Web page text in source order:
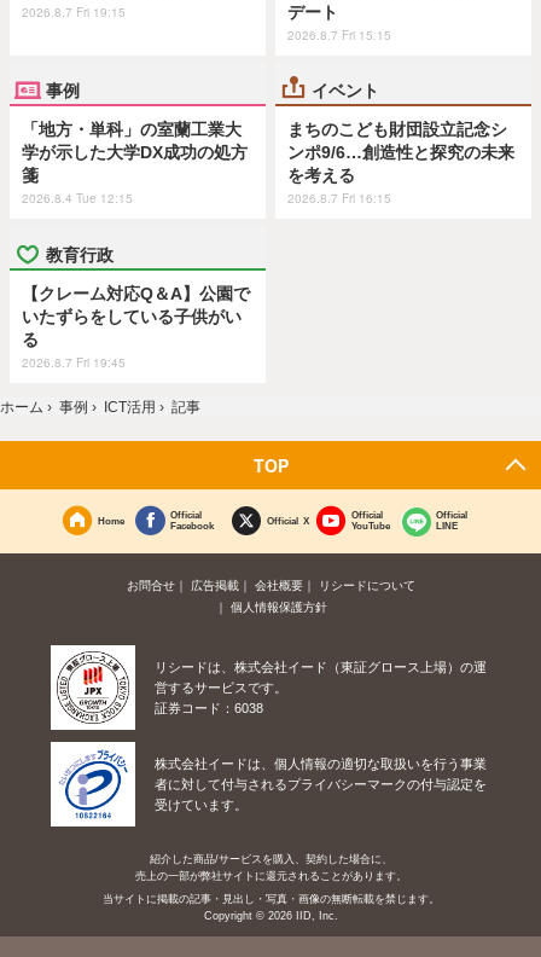
2026.8.7 Fri 19:15
デート
2026.8.7 Fri 15:15
事例
「地方・単科」の室蘭工業大
学が示した大学DX成功の処方
箋
2026.8.4 Tue 12:15
イベント
まちのこども財団設立記念シ
ンポ9/6…創造性と探究の未来
を考える
2026.8.7 Fri 16:15
教育行政
【クレーム対応Q＆A】公園で
いたずらをしている子供がい
る
2026.8.7 Fri 19:45
ホーム › 事例 › ICT活用 › 記事
TOP
Home
Official
Facebook
Official X
Official
YouTube
Official
LINE
お問合せ 広告掲載 会社概要
リシードについて
個人情報保護方針
リシードは、株式会社イード（東証グロース上場）の運
営するサービスです。
証券コード：6038
株式会社イードは、個人情報の適切な取扱いを行う事業
者に対して付与されるプライバシーマークの付与認定を
受けています。
紹介した商品/サービスを購入、契約した場合に、
売上の一部が弊社サイトに還元されることがあります。
当サイトに掲載の記事・見出し・写真・画像の無断転載を禁じます。
Copyright © 2026 IID, Inc.